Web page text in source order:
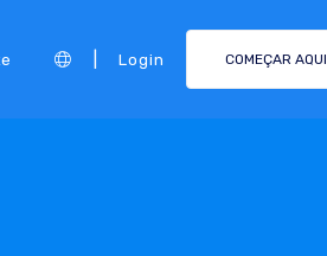
Login COMEÇAR AQUI